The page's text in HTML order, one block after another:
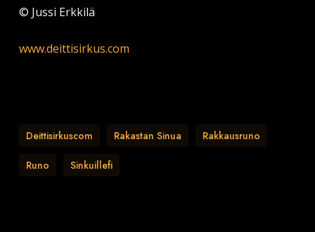
© Jussi Erkkilä
www.deittisirkus.com
Deittisirkuscom Rakastan Sinua Rakkausruno
Runo Sinkuillefi